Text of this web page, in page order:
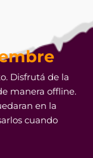
Disfrutá de la
manera offline.
en la
cuando